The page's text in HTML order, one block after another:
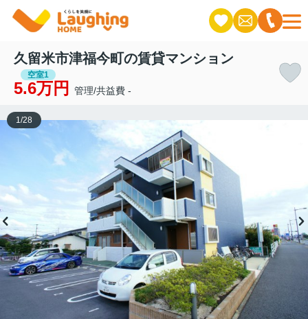
久留米市津福今町の賃貸マンション
空室1
5.6万円 管理/共益費 -
1 /28